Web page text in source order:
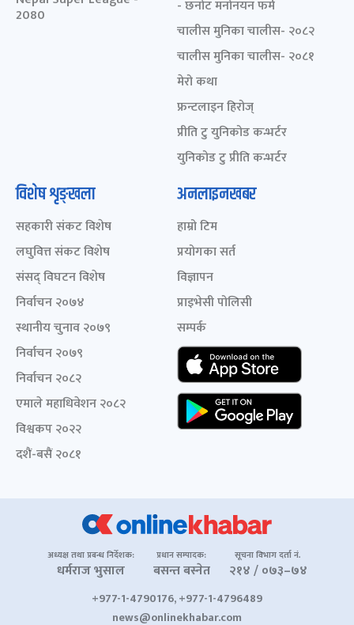
2080
- छनोट मनोनयन फर्म
चालीस मुनिका चालीस- २०८२
चालीस मुनिका चालीस- २०८१
मेरो कथा
फ्रन्टलाइन हिरोज्
प्रीति टु युनिकोड कन्भर्टर
युनिकोड टु प्रीति कन्भर्टर
विशेष शृङ्खला
सहकारी संकट विशेष
लघुवित्त संकट विशेष
संसद् विघटन विशेष
निर्वाचन २०७४
स्थानीय चुनाव २०७९
निर्वाचन २०७९
निर्वाचन २०८२
एमाले महाधिवेशन २०८२
विश्वकप २०२२
दशैं-बसैं २०८१
अनलाइनखबर
हाम्रो टिम
प्रयोगका सर्त
विज्ञापन
प्राइभेसी पोलिसी
सम्पर्क
अध्यक्ष तथा प्रबन्ध निर्देशक:
धर्मराज भुसाल
प्रधान सम्पादक:
बसन्त बस्नेत
सूचना विभाग दर्ता नं.
२१४ / ०७३–७४
+977-1-4790176, +977-1-4796489
news@onlinekhabar.com